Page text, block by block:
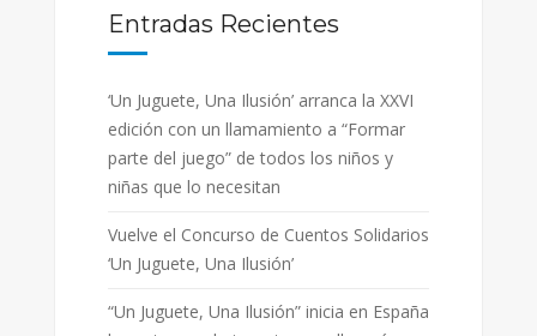
Entradas Recientes
‘Un Juguete, Una Ilusión’ arranca la XXVI
edición con un llamamiento a “Formar
parte del juego” de todos los niños y
niñas que lo necesitan
Vuelve el Concurso de Cuentos Solidarios
‘Un Juguete, Una Ilusión’
“Un Juguete, Una Ilusión” inicia en España